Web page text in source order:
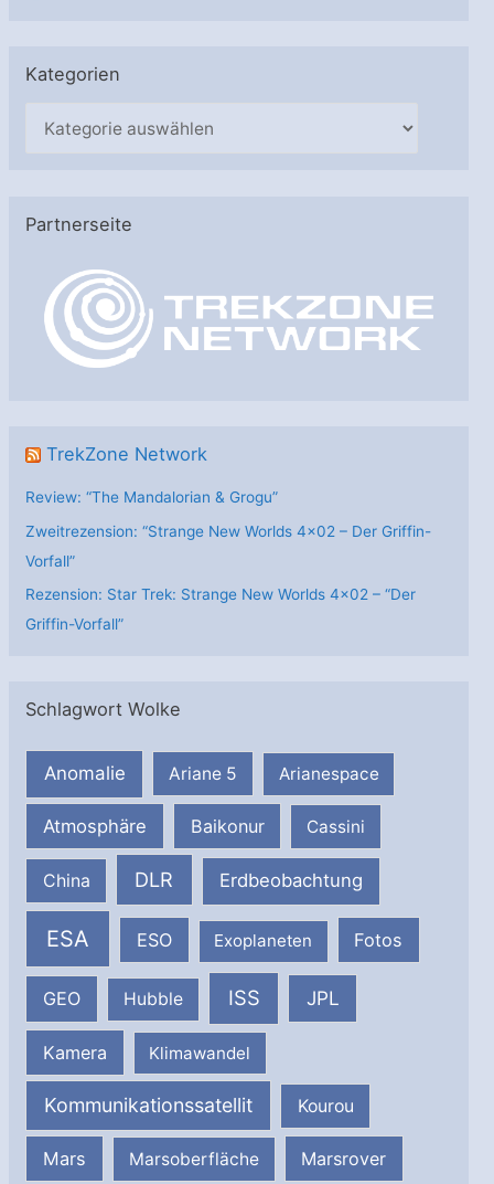
Kategorien
g
Partnerseite
TrekZone Network
Review: “The Mandalorian & Grogu”
Zweitrezension: “Strange New Worlds 4×02 – Der Griffin-
Vorfall”
Rezension: Star Trek: Strange New Worlds 4×02 – “Der
Griffin-Vorfall”
Schlagwort Wolke
Anomalie Ariane 5 Arianespace
Atmosphäre Baikonur Cassini
China DLR Erdbeobachtung
ESA ESO Exoplaneten Fotos
GEO Hubble ISS JPL
Kamera Klimawandel
Kommunikationssatellit Kourou
Mars Marsoberfläche Marsrover